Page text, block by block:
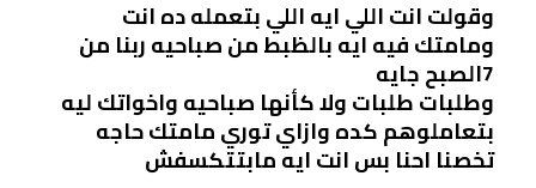
وقولت انت اللي ايه اللي بتعمله ده انت
ومامتك فيه ايه بالظبط من صباحيه ربنا من
7الصبح جايه
وطلبات طلبات ولا كأنها صباحيه واخواتك ليه
بتعاملوهم كده وازاي توري مامتك حاجه
تخصنا احنا بس انت ايه مابتتكسفش